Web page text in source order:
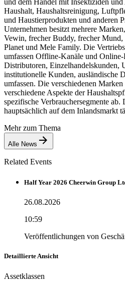
Haushalt, Haushaltsreinigung,
und Haustierprodukten und anderen
Unternehmen besitzt mehrere
Vewin, frecher Buddy, frecher
Planet und Mele Family. Die
umfassen Offline-Kanäle und
Distributoren, Einzelhandelskunden,
institutionelle Kunden, ausländische
umfassen. Die verschiedenen
verschiedene Aspekte der
spezifische Verbrauchersegmente ab.
hauptsächlich auf dem Inlandsmarkt
Mehr zum Thema
Alle News
Related Events
Half Year 2026 Cheerwin Group
26.08.2026
10:59
Veröffentlichungen von
Detaillierte Ansicht
Assetklassen